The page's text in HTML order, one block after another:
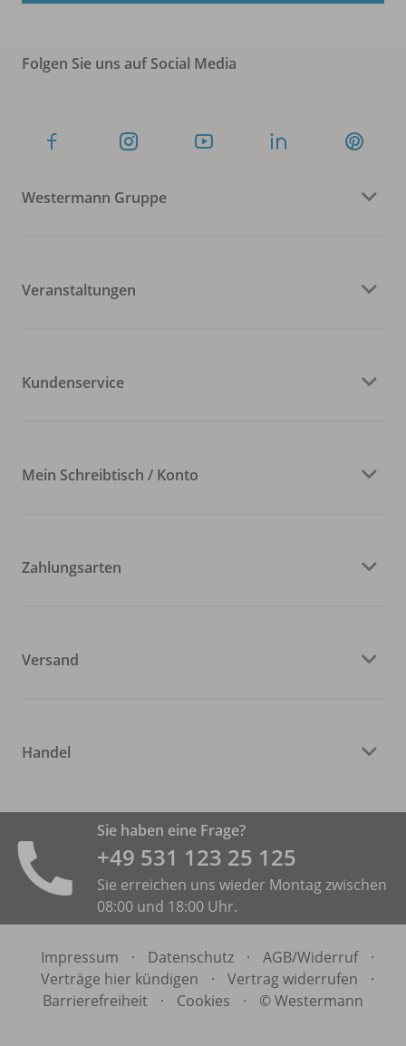
Folgen Sie uns auf Social Media
Westermann Gruppe
Veranstaltungen
Kundenservice
Mein Schreibtisch / Konto
Zahlungsarten
Versand
Handel
Sie haben eine Frage?
+49 531 ­123 25 125
Sie erreichen uns wieder Montag zwischen
08:00 und 18:00 Uhr.
Impressum · Datenschutz · AGB/Widerruf
·
Verträge hier kündigen
· Vertrag widerrufen
·
Barrierefreiheit
· Cookies · © Westermann